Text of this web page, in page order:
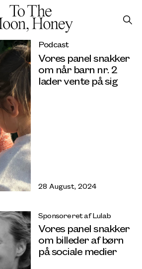
Podcast
Vores panel snakker
om når barn nr. 2
lader vente på sig
28 August, 2024
Sponsoreret af Lulab
Vores panel snakker
om billeder af børn
på sociale medier